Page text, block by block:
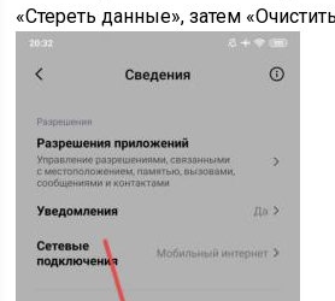
«Стереть данные», затем